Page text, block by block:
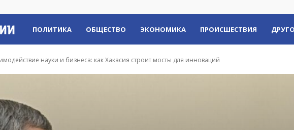
Пульс
Хакасии
ПОЛИТИКА ОБЩЕСТВО ЭКОНОМИКА ПРОИСШЕСТВИЯ
науки и бизнеса: как Хакасия строит мосты для инноваций